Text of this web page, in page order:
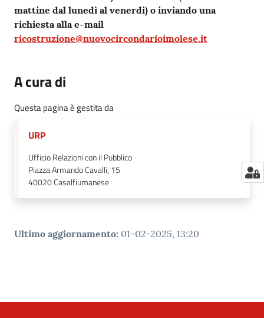
mattine dal lunedì al venerdì) o inviando una
richiesta alla e-mail
ricostruzione@nuovocircondarioimolese.it
A cura di
Questa pagina è gestita da
URP
Ufficio Relazioni con il Pubblico
Piazza Armando Cavalli, 15
40020Casalfiumanese
Ultimo aggiornamento: 01-02-2025, 13:20